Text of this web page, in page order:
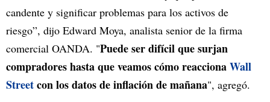
candente y significar problemas para los activos de
riesgo”, dijo Edward Moya, analista senior de la firma
comercial OANDA. "Puede ser difícil que surjan
compradores hasta que veamos cómo reaccionaWall
Streetcon los datos de inflación de mañana", agregó.